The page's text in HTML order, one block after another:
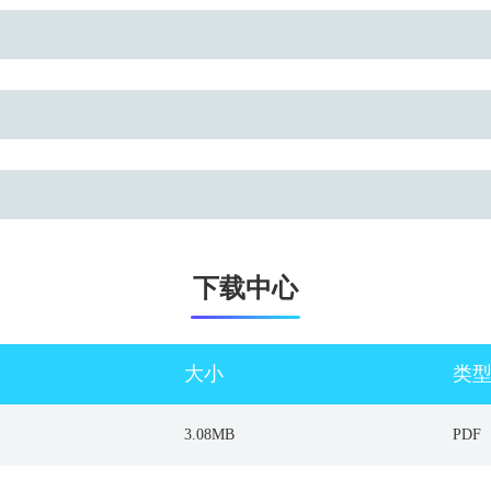
下载中心
大小 类型
3.08MB PDF